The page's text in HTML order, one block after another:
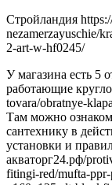
Стройландия
nezamerzayuschie/
2-art-w-hf0245/
У магазина есть 5
работающие
tovara/obratnye-
Там можно
сантехнику в
установки и
акваторг24.рф/
fitingi-red/mufta-ppr-